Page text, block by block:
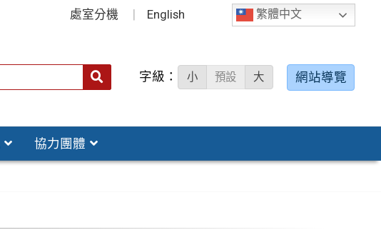
繁體中文
處室分機 English
字級： 小 預設 大 網站導覽
協力團體